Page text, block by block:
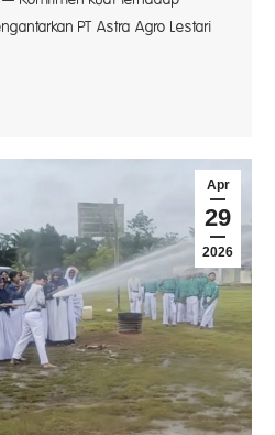
PT Astra Agro Lestari
Apr
29
2026